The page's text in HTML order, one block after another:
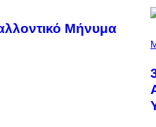
Μήνυμα
H
O
B
Y
S